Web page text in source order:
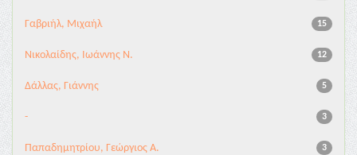
15
Γαβριήλ, Μιχαήλ
12
Νικολαίδης, Ιωάννης Ν.
5
Δάλλας, Γιάννης
3
-
3
Παπαδημητρίου, Γεώργιος Α.